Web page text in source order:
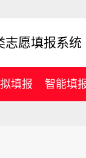
志愿填报系统
填报 智能填